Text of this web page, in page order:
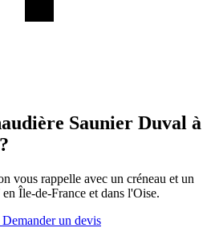
Saunier Duval à
vous rappelle avec un créneau et un
Île-de-France et dans l'Oise.
Demander un devis